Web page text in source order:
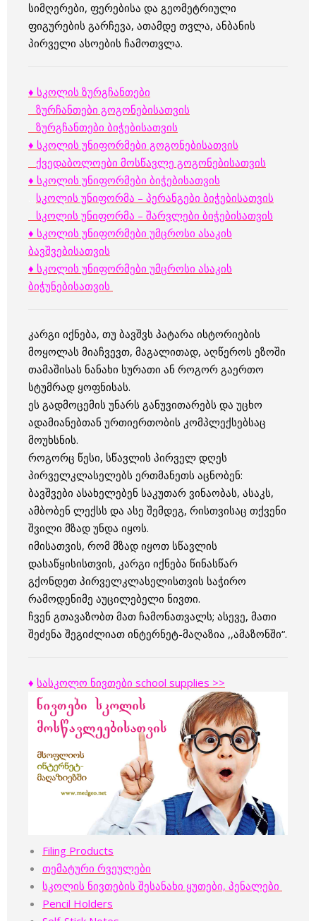
სიმღერები, ფერებისა და გეომეტრიული
ფიგურების გარჩევა, ათამდე თვლა, ანბანის
პირველი ასოების ჩამოთვლა.
♦ სკოლის ზურგჩანთები
ზურჩანთები გოგონებისათვის
ზურგჩანთები ბიჭებისათვის
♦ სკოლის უნიფორმები გოგონებისათვის
ქვედაბოლოები მოსწავლე გოგონებისათვის
♦ სკოლის უნიფორმები ბიჭებისათვის
სკოლის უნიფორმა – პერანგები ბიჭებისათვის
სკოლის უნიფორმა – შარვლები ბიჭებისათვის
♦ სკოლის უნიფორმები უმცროსი ასაკის
ბავშვებისათვის
♦ სკოლის უნიფორმები უმცროსი ასაკის
ბიჭუნებისათვის
კარგი იქნება, თუ ბავშვს პატარა ისტორიების
მოყოლას მიაჩვევთ, მაგალითად, აღწეროს ეზოში
თამაშისას ნანახი სურათი ან როგორ გაერთო
სტუმრად ყოფნისას.
ეს გადმოცემის უნარს განუვითარებს და უცხო
ადამიანებთან ურთიერთობის კომპლექსებსაც
მოუხსნის.
როგორც წესი, სწავლის პირველ დღეს
პირველკლასელებს ერთმანეთს აცნობენ:
ბავშვები ასახელებენ საკუთარ ვინაობას, ასაკს,
ამბობენ ლექსს და ასე შემდეგ, რისთვისაც თქვენი
შვილი მზად უნდა იყოს.
იმისათვის, რომ მზად იყოთ სწავლის
დასაწყისისთვის, კარგი იქნება წინასწარ
გქონდეთ პირველკლასელისთვის საჭირო
რამოდენიმე აუცილებელი ნივთი.
ჩვენ გთავაზობთ მათ ჩამონათვალს; ასევე, მათი
შეძენა შეგიძლიათ ინტერნეტ-მაღაზია ,,ამაზონში“.
♦ სასკოლო ნივთები school supplies >>
Filing Products
თემატური რვეულები
სკოლის ნივთების შესანახი ყუთები, პენალები
Pencil Holders